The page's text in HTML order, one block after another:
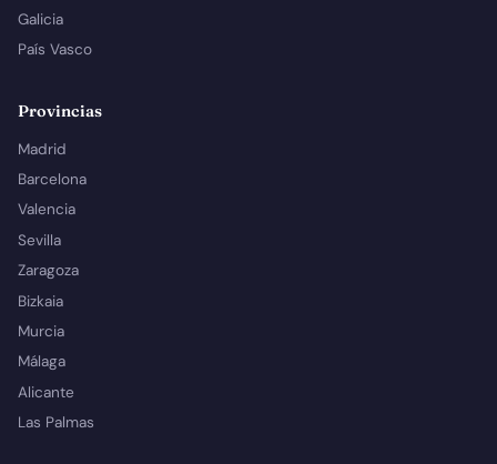
Galicia
País Vasco
Provincias
Madrid
Barcelona
Valencia
Sevilla
Zaragoza
Bizkaia
Murcia
Málaga
Alicante
Las Palmas